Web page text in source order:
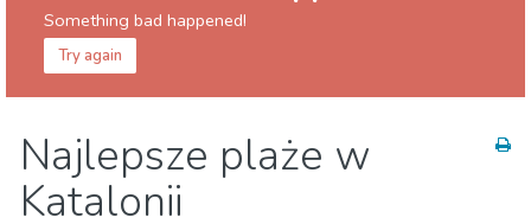
Something bad happened!
Try again
Dzieci i rodzina
Gdzie Najlepiej
Jedzenie & Restauracje
Najlepsze plaże w
Katalonii